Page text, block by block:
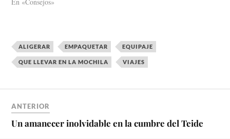
ALIGERAR EMPAQUETAR EQUIPAJE
QUE LLEVAR EN LA MOCHILA VIAJES
ANTERIOR
Un amanecer inolvidable en la cumbre del Teide